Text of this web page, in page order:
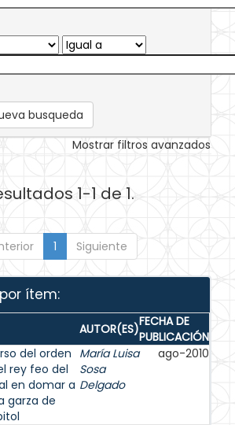
busqueda
Mostrar filtros avanzados
1-1 de 1.
1 Siguiente
ítem:
AUTOR(ES)FECHA DE
PUBLICACIÓN
del orden
rey feo del
en domar a
garza de
María Luisa
Sosa
Delgado
ago-2010